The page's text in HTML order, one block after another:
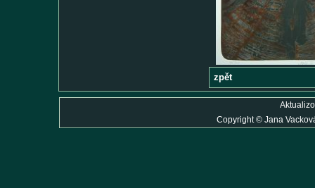
zpět
Copyright© Jana